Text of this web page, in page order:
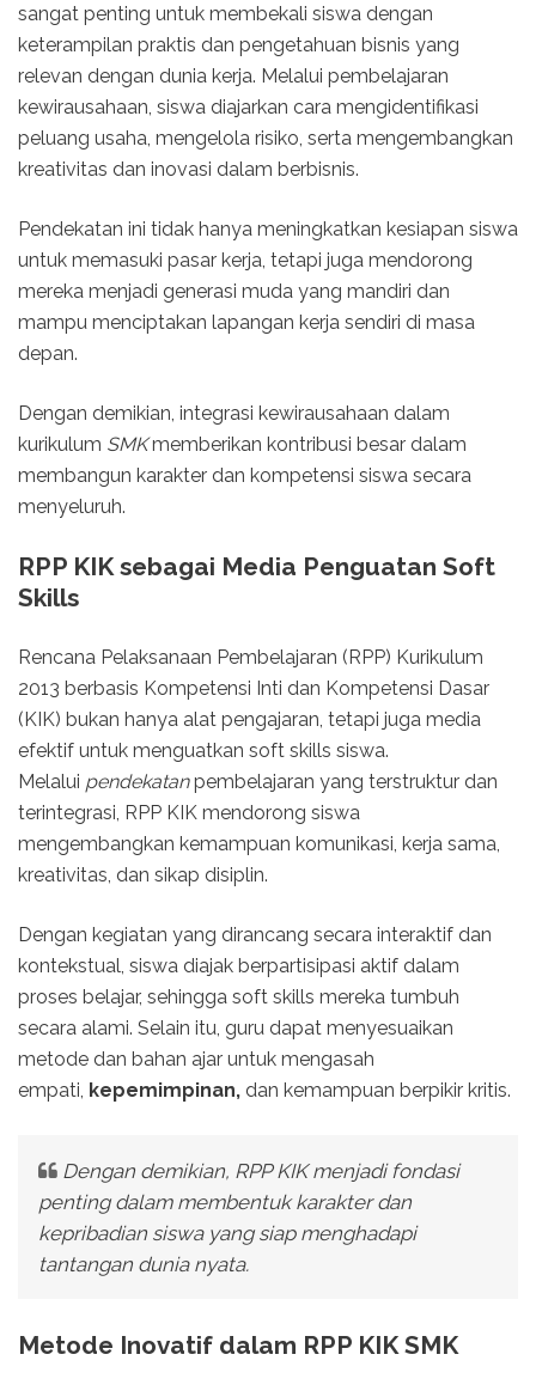
sangat penting untuk membekali siswa dengan
keterampilan praktis dan pengetahuan bisnis yang
relevan dengan dunia kerja. Melalui pembelajaran
kewirausahaan, siswa diajarkan cara mengidentifikasi
peluang usaha, mengelola risiko, serta mengembangkan
kreativitas dan inovasi dalam berbisnis.
Pendekatan ini tidak hanya meningkatkan kesiapan siswa
untuk memasuki pasar kerja, tetapi juga mendorong
mereka menjadi generasi muda yang mandiri dan
mampu menciptakan lapangan kerja sendiri di masa
depan.
Dengan demikian, integrasi kewirausahaan dalam
kurikulum SMKmemberikan kontribusi besar dalam
membangun karakter dan kompetensi siswa secara
menyeluruh.
RPP KIK sebagai Media Penguatan Soft
Skills
Rencana Pelaksanaan Pembelajaran (RPP) Kurikulum
2013 berbasis Kompetensi Inti dan Kompetensi Dasar
(KIK) bukan hanya alat pengajaran, tetapi juga media
efektif untuk menguatkan soft skills siswa.
Melalui pendekatanpembelajaran yang terstruktur dan
terintegrasi, RPP KIK mendorong siswa
mengembangkan kemampuan komunikasi, kerja sama,
kreativitas, dan sikap disiplin.
Dengan kegiatan yang dirancang secara interaktif dan
kontekstual, siswa diajak berpartisipasi aktif dalam
proses belajar, sehingga soft skills mereka tumbuh
secara alami. Selain itu, guru dapat menyesuaikan
metode dan bahan ajar untuk mengasah
empati, kepemimpinan, dan kemampuan berpikir kritis.
Dengan demikian, RPP KIK menjadi fondasi
penting dalam membentuk karakter dan
kepribadian siswa yang siap menghadapi
tantangan dunia nyata.
Metode Inovatif dalam RPP KIK SMK